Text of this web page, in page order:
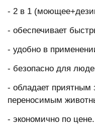
- 2 в 1
- обеспечивает
- удобно в
- безопасно для
- обладает приятным
переносимым
- экономично по цене.